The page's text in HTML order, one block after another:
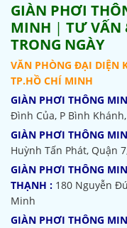
GIÀN PHƠI
MINH | TƯ VẤN
TRONG NGÀY
VĂN PHÒNG ĐẠI DIỆN
TP.HỒ CHÍ MINH
GIÀN PHƠI THÔNG
Đình Của, P Bình
GIÀN PHƠI THÔNG
Huỳnh Tấn Phát, Quận
GIÀN PHƠI THÔNG
THẠNH : 180 Nguyễn
Minh
GIÀN PHƠI THÔNG